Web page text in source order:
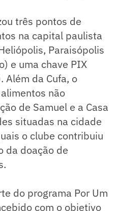
três pontos de
na capital paulista
Paraisópolis
e uma chave PIX
Além da Cufa, o
não
de Samuel e a Casa
situadas na cidade
o clube contribuiu
da doação de
do programa Por Um
com o objetivo